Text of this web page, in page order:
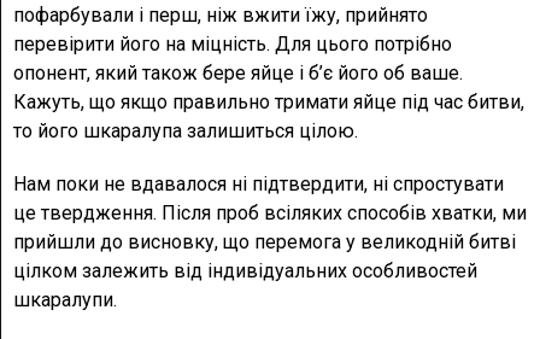
пофарбували і перш, ніж вжити їжу, прийнято
перевірити його на міцність. Для цього потрібно
опонент, який також бере яйце і б’є його об ваше.
Кажуть, що якщо правильно тримати яйце під час битви,
то його шкаралупа залишиться цілою.
Нам поки не вдавалося ні підтвердити, ні спростувати
це твердження. Після проб всіляких способів хватки, ми
прийшли до висновку, що перемога у великодній битві
цілком залежить від індивідуальних особливостей
шкаралупи.